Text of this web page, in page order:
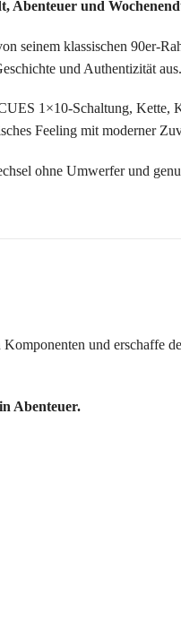
Abenteuer und
seinem klassischen 90er-
und Authentizität aus.
1×10-Schaltung, Kette,
Feeling mit moderner
ohne Umwerfer und
und erschaffe
Abenteuer.